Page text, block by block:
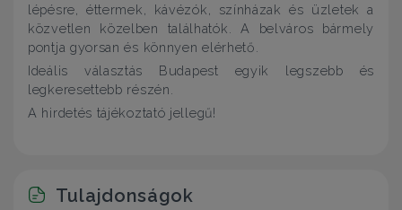
lépésre, éttermek, kávézók, színházak és üzletek a
közvetlen közelben találhatók. A belváros bármely
pontja gyorsan és könnyen elérhető.
Ideális választás Budapest egyik legszebb és
legkeresettebb részén.
A hirdetés tájékoztató jellegű!
Tulajdonságok